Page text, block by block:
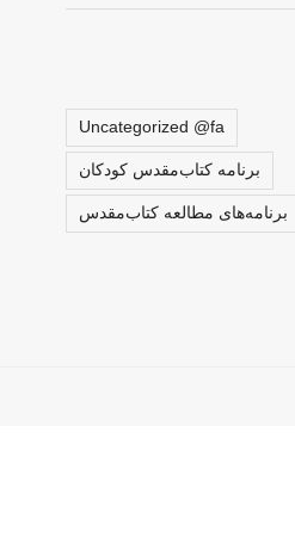
Uncategorized @fa
برنامه کتاب‌مقدس کودکان
برنامه‌های مطالعه کتاب‌مقدس